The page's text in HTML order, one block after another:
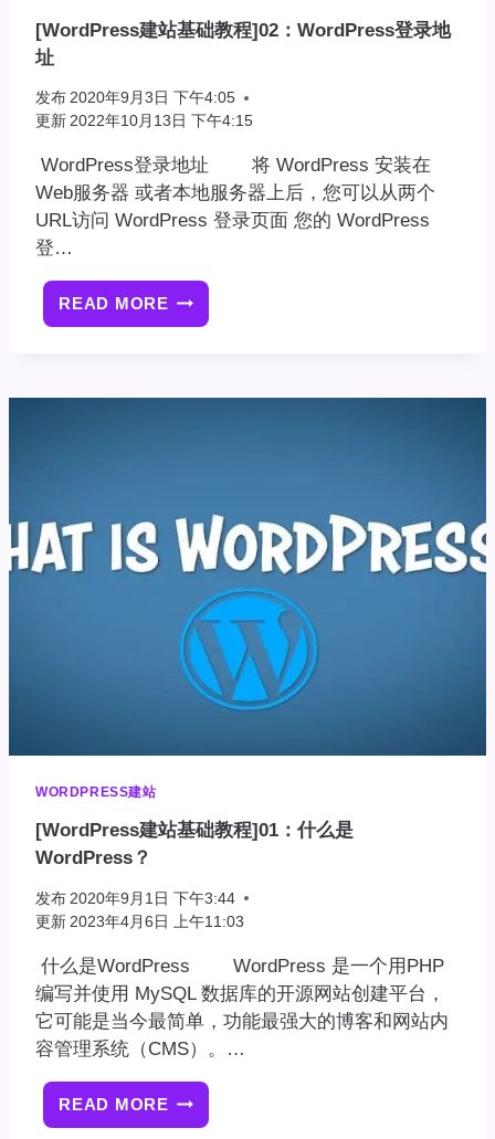
[WordPress建站基础教程]02：WordPress登录地
址
发布 2020年9月3日 下午4:05
更新 2022年10月13日 下午4:15
WordPress登录地址 将 WordPress 安装在
Web服务器 或者本地服务器上后，您可以从两个
URL访问 WordPress 登录页面 您的 WordPress
登…
READ MORE [WORDPRESS
建
础
录
地
址
WORDPRESS建站
[WordPress建站基础教程]01：什么是
WordPress？
发布 2020年9月1日 下午3:44
更新 2023年4月6日 上午11:03
什么是WordPress WordPress 是一个用PHP
编写并使用 MySQL 数据库的开源网站创建平台，
它可能是当今最简单，功能最强大的博客和网站内
容管理系统（CMS）。…
READ MORE [WORDPRESS
建